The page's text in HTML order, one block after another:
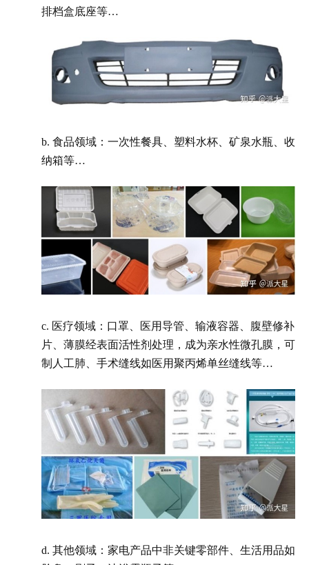
排档盒底座等…
b. 食品领域：一次性餐具、塑料水杯、矿泉水瓶、收
纳箱等…
c. 医疗领域：口罩、医用导管、输液容器、腹壁修补
片、薄膜经表面活性剂处理，成为亲水性微孔膜，可
制人工肺、手术缝线如医用聚丙烯单丝缝线等…
d. 其他领域：家电产品中非关键零部件、生活用品如